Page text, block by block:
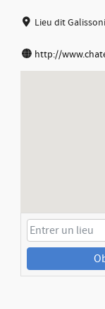
Lieu dit
http://